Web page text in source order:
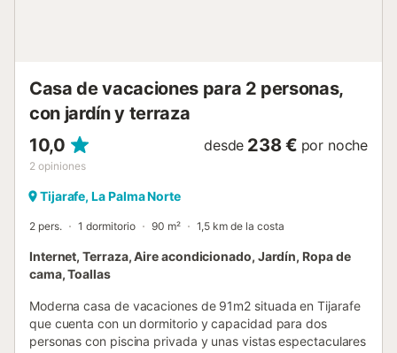
Casa de vacaciones para 2 personas,
con jardín y terraza
10,0
2 opiniones
desde 238 € por noche
Tijarafe, La Palma Norte
2 pers. 1 dormitorio 90 m² 1,5 km de la costa
Internet, Terraza, Aire acondicionado, Jardín, Ropa de
cama, Toallas
Moderna casa de vacaciones de 91m2 situada en Tijarafe
que cuenta con un dormitorio y capacidad para dos
personas con piscina privada y unas vistas espectaculares